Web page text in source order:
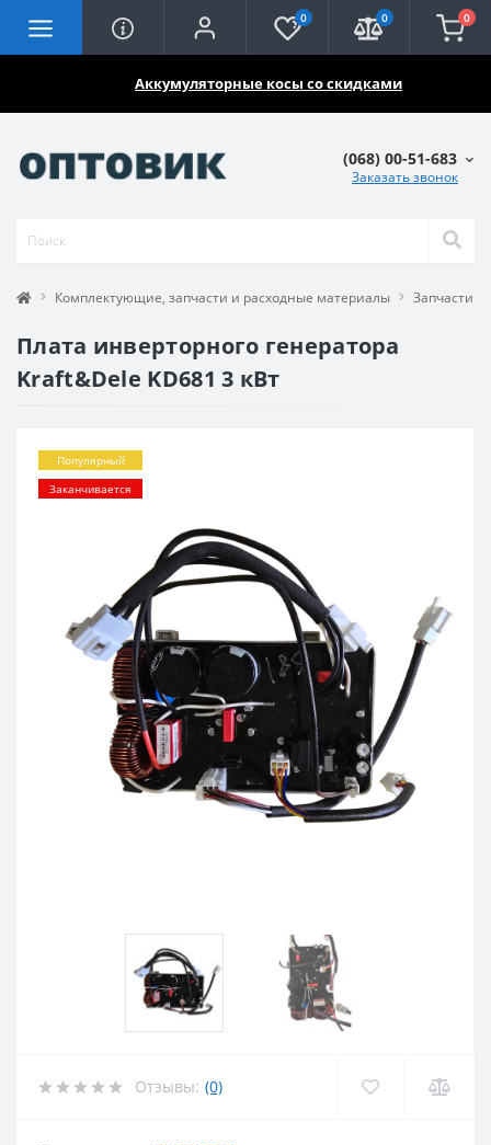
Аккумуляторные косы со скидками
0 0 0
(068) 00-51-683
Заказать звонок
Комплектующие, запчасти и расходные материалы Запчасти
Плата инверторного генератора
Kraft&Dele KD681 3 кВт
Популярный
Заканчивается
Отзывы: (0)